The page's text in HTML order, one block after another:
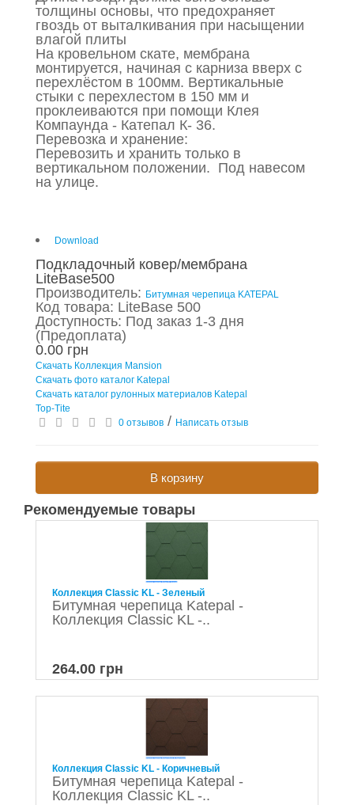
толщины основы, что предохраняет
гвоздь от выталкивания при насыщении
влагой плиты
На кровельном скате, мембрана
монтируется, начиная с карниза вверх с
перехлёстом в 100мм. Вертикальные
стыки с перехлестом в 150 мм и
проклеиваются при помощи Клея
Компаунда - Катепал К- 36.
Перевозка и хранение:
Перевозить и хранить только в
вертикальном положении. Под навесом
на улице.
Download
Подкладочный ковер/мембрана
LiteBase500
Производитель: Битумная черепица KATEPAL
Код товара: LiteBase 500
Доступность: Под заказ 1-3 дня
(Предоплата)
0.00 грн
Скачать Коллекция Mansion
Скачать фото каталог Katepal
Скачать каталог рулонных материалов Katepal
Top-Tite
0 отзывов / Написать отзыв
В корзину
Рекомендуемые товары
Коллекция Classic KL - Зеленый
Битумная черепица Katepal -
Коллекция Classic KL -..
264.00 грн
Коллекция Classic KL - Коричневый
Битумная черепица Katepal -
Коллекция Classic KL -..